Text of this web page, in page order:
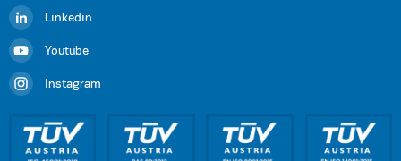
Linkedin
Youtube
Instagram